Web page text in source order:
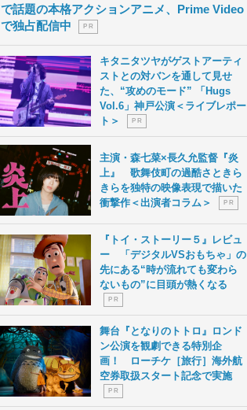
で話題の本格アクションアニメ、Prime Video
で独占配信中
P R
キタニタツヤがゲストアーティ
ストとの対バンを通して見せ
た、“攻めのモード” 「Hugs
Vol.6」神戸公演＜ライブレポー
ト＞
P R
主演・森七菜×長久允監督『炎
上』 歌舞伎町の過酷さときら
きらを独特の映像表現で描いた
衝撃作＜出演者コラム＞
P R
『トイ・ストーリー５』レビュ
ー 「デジタルVSおもちゃ」の
先にある“時が流れても変わら
ないもの”に目頭が熱くなる
P R
舞台『となりのトトロ』ロンド
ン公演を観劇できる特別企
画！ ローチケ［旅行］海外航
空券取扱スタート記念で実施
P R